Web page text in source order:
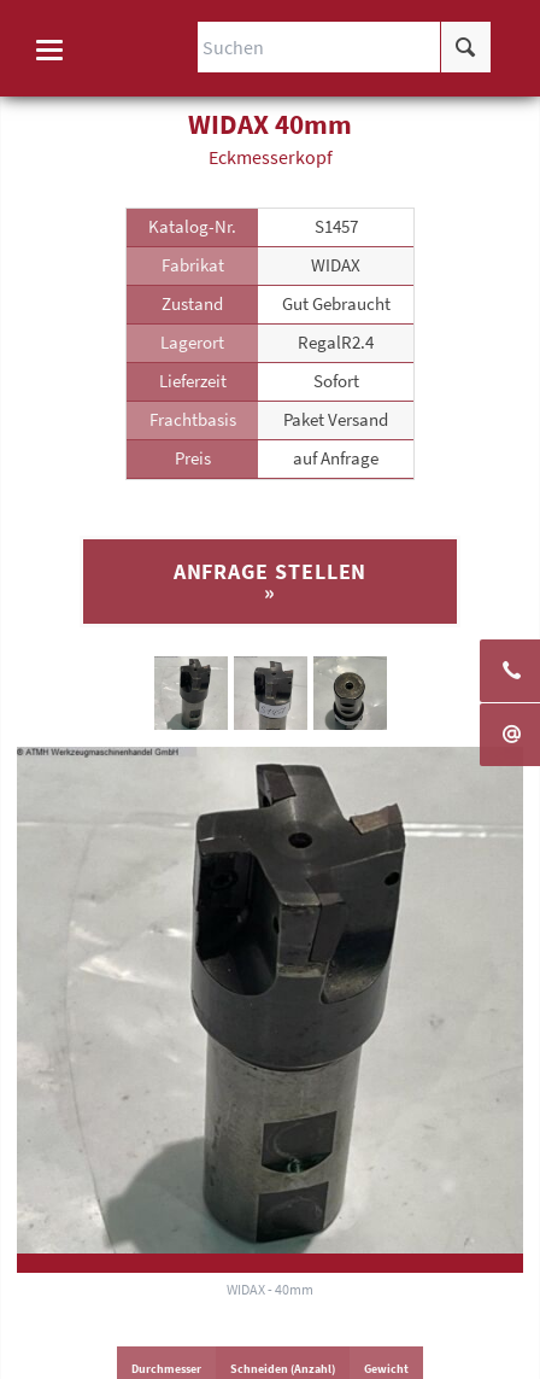
WIDAX - 40mm
WIDAX 40mm
Eckmesserkopf
Katalog-Nr.
S1457
Fabrikat
WIDAX
Zustand
Gut Gebraucht
Lagerort
RegalR2.4
Lieferzeit
Sofort
Frachtbasis
Paket Versand
Preis
auf Anfrage
ANFRAGE STELLEN
»
Durchmesser Schneiden (Anzahl) Gewicht